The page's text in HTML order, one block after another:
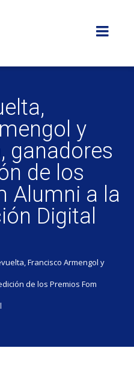
y
ganadores
de los
Alumni a la
Digital
Francisco Armengol y
de los Premios Fom